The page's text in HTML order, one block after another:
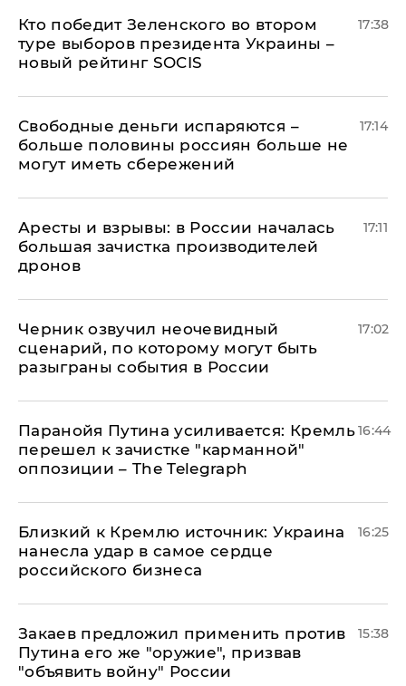
Кто победит Зеленского во втором
туре выборов президента Украины –
новый рейтинг SOCIS
17:38
Свободные деньги испаряются –
больше половины россиян больше не
могут иметь сбережений
17:14
Аресты и взрывы: в России началась
большая зачистка производителей
дронов
17:11
Черник озвучил неочевидный
сценарий, по которому могут быть
разыграны события в России
17:02
Паранойя Путина усиливается: Кремль
перешел к зачистке "карманной"
оппозиции – The Telegraph
16:44
Близкий к Кремлю источник: Украина
нанесла удар в самое сердце
российского бизнеса
16:25
Закаев предложил применить против
Путина его же "оружие", призвав
"объявить войну" России
15:38